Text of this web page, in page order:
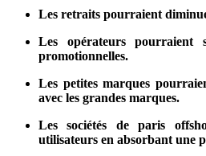
Les retraits pourraient
Les opérateurs pourraient
promotionnelles.
Les petites marques
avec les grandes marques.
Les sociétés de paris
utilisateurs en absorbant une